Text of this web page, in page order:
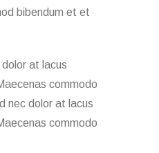
bibendum et et
at lacus
commodo
nec dolor at lacus
commodo